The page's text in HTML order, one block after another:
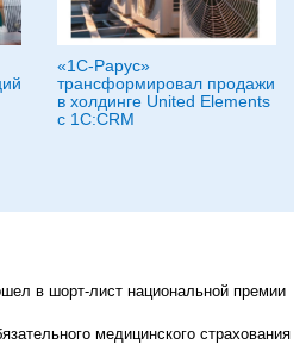
«1С-Рарус»
трансформировал продажи
в холдинге United Elements
с 1С:CRM
в шорт-лист национальной премии
медицинского страхования